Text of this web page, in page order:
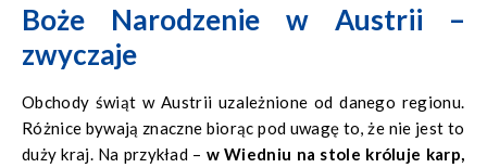
Boże Narodzenie w Austrii –
zwyczaje
Obchody świąt w Austrii uzależnione od danego regionu.
Różnice bywają znaczne biorąc pod uwagę to, że nie jest to
duży kraj. Na przykład – w Wiedniu na stole króluje karp,